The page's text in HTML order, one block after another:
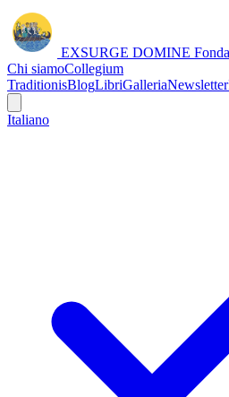
EXSURGE DOMINE
Chi siamoCollegium
TraditionisBlogLibriGalleriaNewsletter
Italiano